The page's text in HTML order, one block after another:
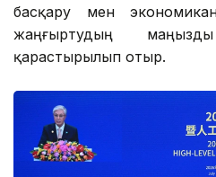
басқару мен
жаңғыртудың
қарастырылып отыр.